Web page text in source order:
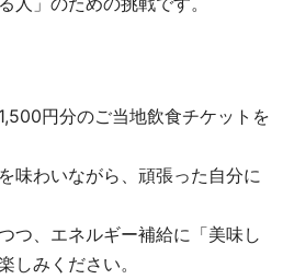
円分のご当地飲食チケットを
味わいながら、頑張った自分に
つ、エネルギー補給に「美味し
しみください。